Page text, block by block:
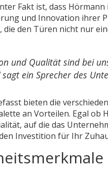
Fakt ist, dass
und Innovation ihrer
die den Türen nicht nur
und Qualität sind bei
sagt ein Sprecher des
bieten die
an Vorteilen. Egal ob
auf die das
Investition für Ihr